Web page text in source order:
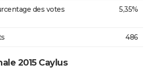
des votes
5,35%
486
2015 Caylus